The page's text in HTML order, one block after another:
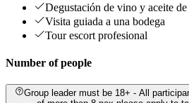
Degustación de vino y aceite
Visita guiada a una bodega
Tour escort profesional
Number of people
Group leader must be 18+ - All